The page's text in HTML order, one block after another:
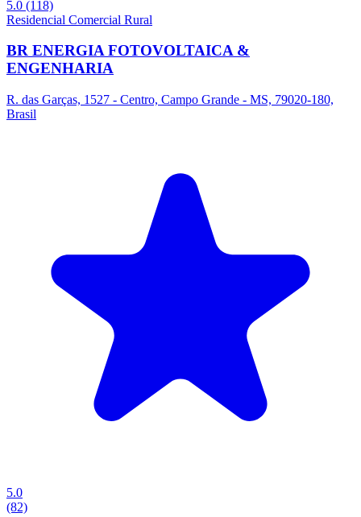
5.0 (118)
Residencial Comercial Rural
BR ENERGIA FOTOVOLTAICA &
ENGENHARIA
R. das Garças, 1527 - Centro, Campo Grande - MS, 79020-180,
Brasil
5.0
(82)